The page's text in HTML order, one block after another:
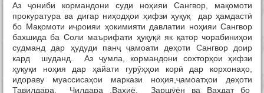
Ташриф ба ноҳия
Туризм
Хабарҳо
Наворҳо
Аз ҷониби кормандони суди ноҳияи Сангвор, мақомоти
прокуратура ва дигар ниҳодҳои ҳифзи ҳуқуқ дар ҳамдастӣ
бо Мақомоти иҷроияи ҳокимияти давлатии ноҳияи Сангвор
бахшида ба Соли маърифати ҳуқуқӣ як қатор чорабиниҳои
судманд дар ҳудуди панҷ ҷамоати деҳоти Сангвор доир
кард шуданд. Аз ҷумла, кормандони сохторҳои ҳифзи
ҳуқуқи ноҳия дар ҳайати гурӯҳҳои корӣ дар корхонаҳо,
идораву муассисаҳои маркази ноҳия,ҷамоатҳои деҳоти
Тавилдара, Чилдара ,Вахиё, Заршӯён ва Ваҳдат бо